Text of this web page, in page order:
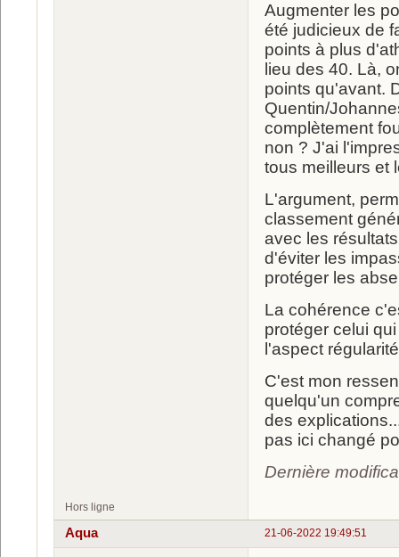
Augmenter les
été judicieux de
points à plus
lieu des 40. Là,
points qu'avant.
Quentin/
complètement
non ? J'ai
tous meilleurs et
L'argument,
classement
avec les
d'éviter les
protéger les
La cohérence
protéger celui
l'aspect
C'est mon
quelqu'un
des
pas ici changé
Dernière
Hors ligne
21-06-2022 19:49:51
Aqua